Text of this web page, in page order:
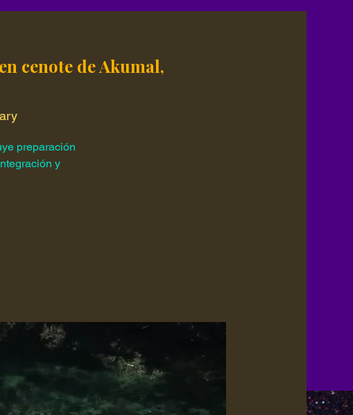
cenote de Akumal,
preparación
y